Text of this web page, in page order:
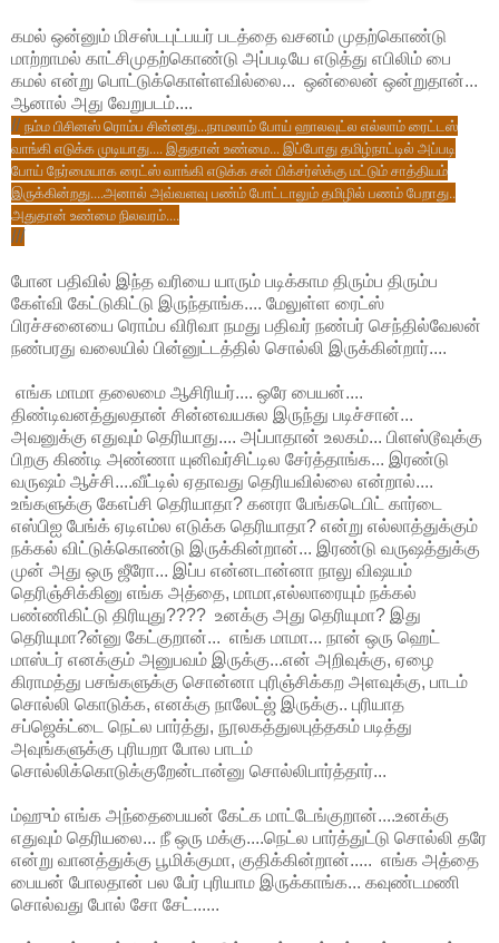
கமல் ஒன்னும் மிசஸ்டபுட்பயர் படத்தை வசனம் முதற்கொண்டு
மாற்றாமல் காட்சிமுதற்கொண்டு அப்படியே எடுத்து எபிலிம் பை
கமல் என்று பொட்டுக்கொள்ளவில்லை... ஒன்லைன் ஒன்றுதான்...
ஆனால் அது வேறுபடம்....
// நம்ம பிசினஸ் ரொம்ப சின்னது...நாமலாம் போய் ஹாலவுட்ல எல்லாம் ரைட்டஸ்
வாங்கி எடுக்க முடியாது.... இதுதான் உண்மை... இப்போது தமிழ்நாட்டில் அப்படி
போய் நேர்மையாக ரைட்ஸ் வாங்கி எடுக்க சன் பிக்சர்ஸ்க்கு மட்டும் சாத்தியம்
இருக்கின்றது....அனால் அவ்வளவு பண்ம் போட்டாலும் தமிழில் பணம் பேறாது..
அதுதான் உண்மை நிலவரம்....
///
போன பதிவில் இந்த வரியை யாரும் படிக்காம திரும்ப திரும்ப
கேள்வி கேட்டுகிட்டு இருந்தாங்க.... மேலுள்ள ரைட்ஸ்
பிரச்சனையை ரொம்ப விரிவா நமது பதிவர் நண்பர் செந்தில்வேலன்
நண்பரது வலையில் பின்னுட்டத்தில் சொல்லி இருக்கின்றார்....
எங்க மாமா தலைமை ஆசிரியர்.... ஒரே பையன்....
திண்டிவனத்துலதான் சின்னவயசுல இருந்து படிச்சான்...
அவனுக்கு எதுவும் தெரியாது.... அப்பாதான் உலகம்... பிளஸ்டூவுக்கு
பிறகு கிண்டி அண்ணா யுனிவர்சிட்டில சேர்த்தாங்க... இரண்டு
வருஷம் ஆச்சி....வீட்டில் ஏதாவது தெரியவில்லை என்றால்....
உங்களுக்கு கேஎப்சி தெரியாதா? கனரா பேங்கடெபிட் கார்டை
எஸ்பிஐ பேங்க் ஏடிஎம்ல எடுக்க தெரியாதா? என்று எல்லாத்துக்கும்
நக்கல் விட்டுக்கொண்டு இருக்கின்றான்... இரண்டு வருஷத்துக்கு
முன் அது ஒரு ஜீரோ... இப்ப என்னடான்னா நாலு விஷயம்
தெரிஞ்சிக்கினு எங்க அத்தை, மாமா,எல்லாரையும் நக்கல்
பண்ணிகிட்டு திரியுது???? உனக்கு அது தெரியுமா? இது
தெரியுமா?ன்னு கேட்குறான்... எங்க மாமா... நான் ஒரு ஹெட்
மாஸ்டர் எனக்கும் அனுபவம் இருக்கு...என் அறிவுக்கு, ஏழை
கிராமத்து பசங்களுக்கு சொன்னா புரிஞ்சிக்கற அளவுக்கு, பாடம்
சொல்லி கொடுக்க, எனக்கு நாலேட்ஜ் இருக்கு.. புரியாத
சப்ஜெக்ட்டை நெட்ல பார்த்து, நூலகத்துலபுத்தகம் படித்து
அவுங்களுக்கு புரியறா போல பாடம்
சொல்லிக்கொடுக்குறேன்டான்னு சொல்லிபார்த்தார்...
ம்ஹும் எங்க அந்தைபையன் கேட்க மாட்டேங்குறான்....உனக்கு
எதுவும் தெரியலை... நீ ஒரு மக்கு....நெட்ல பார்த்துட்டு சொல்லி தரே
என்று வானத்துக்கு பூமிக்குமா, குதிக்கின்றான்..... எங்க அத்தை
பையன் போலதான் பல பேர் புரியாம இருக்காங்க... கவுண்டமணி
சொல்வது போல் சோ சேட்......